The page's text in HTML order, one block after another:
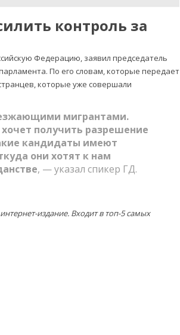
контроль за
Федерацию, заявил председатель
По его словам, которые передает
которые уже совершали
мигрантами.
получить разрешение
кандидаты имеют
они хотят к нам
, — указал спикер ГД.
издание. Входит в топ-5 самых